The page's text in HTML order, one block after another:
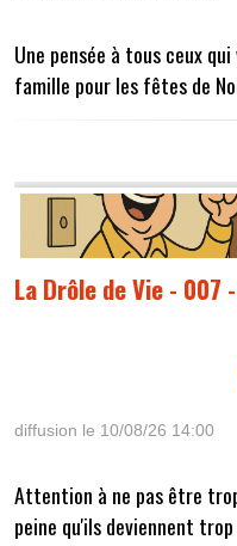
Une pensée à tous ceux
famille pour les fêtes de
La Drôle de Vie - 007
diffusion le 10/08/26 14:00
Attention à ne pas être
peine qu'ils deviennent